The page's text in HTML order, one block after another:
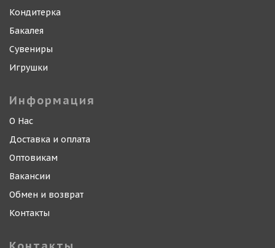
Кондитерка
Бакалея
Сувениры
Игрушки
Информация
О Нас
Доставка и оплата
Оптовикам
Вакансии
Обмен и возврат
Контакты